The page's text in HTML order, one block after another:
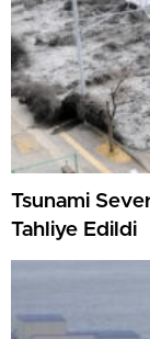
Tsunami
Tahliye Edildi